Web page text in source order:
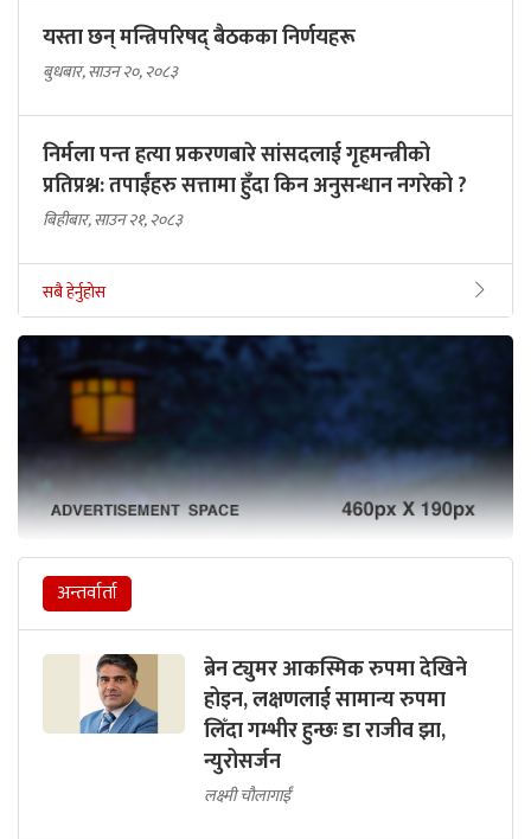
यस्ता छन् मन्त्रिपरिषद् बैठकका निर्णयहरू
बुधबार, साउन २०, २०८३
निर्मला पन्त हत्या प्रकरणबारे सांसदलाई गृहमन्त्रीको
प्रतिप्रश्न: तपाईंहरु सत्तामा हुँदा किन अनुसन्धान नगरेको ?
बिहीबार, साउन २१, २०८३
सबै हेर्नुहोस
अन्तर्वार्ता
ब्रेन ट्युमर आकस्मिक रुपमा देखिने
होइन, लक्षणलाई सामान्य रुपमा
लिँदा गम्भीर हुन्छः डा राजीव झा,
न्युरोसर्जन
लक्ष्मी चौलागाईं